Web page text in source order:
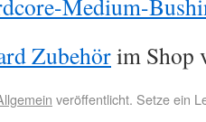
Medium-
Zubehörim Shop
veröffentlicht. Setze ein